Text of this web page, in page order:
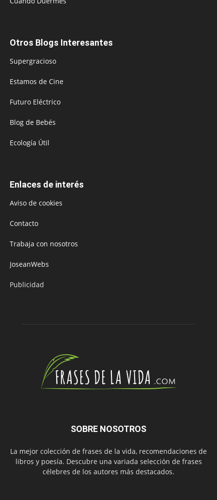
Otros Blogs Interesantes
Supergracioso
Estamos de Cine
Futuro Eléctrico
Blog de Bebés
Ecología Útil
Enlaces de interés
Aviso de cookies
Contacto
Trabaja con nosotros
JoseanWebs
Publicidad
SOBRE NOSOTROS
La mejor colección de frases de la vida, recomendaciones de
libros y poesía. Descubre una variada selección de frases
célebres de los autores más destacados.